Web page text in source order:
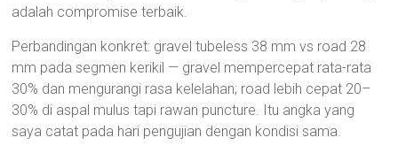
adalah compromise terbaik.
Perbandingan konkret: gravel tubeless 38 mm vs road 28
mm pada segmen kerikil — gravel mempercepat rata-rata
30% dan mengurangi rasa kelelahan; road lebih cepat 20–
30% di aspal mulus tapi rawan puncture. Itu angka yang
saya catat pada hari pengujian dengan kondisi sama.